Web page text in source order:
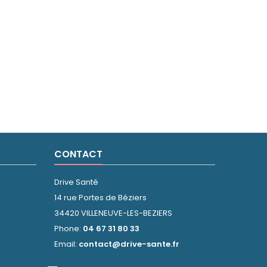
CONTACT
Drive Santé
14 rue Portes de Béziers
34420 VILLENEUVE-LES-BEZIERS
Phone: 04 67 31 80 33
Email: contact@drive-sante.fr